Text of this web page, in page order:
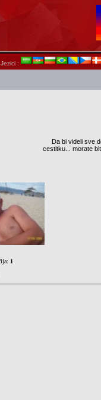
Jezici :
Da bi videli sve
cestitku... morate
1